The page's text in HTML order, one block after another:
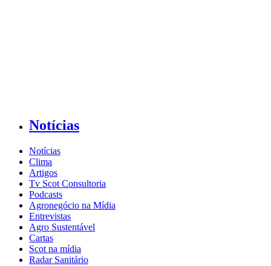
Notícias
Notícias
Clima
Artigos
Tv Scot Consultoria
Podcasts
Agronegócio na Mídia
Entrevistas
Agro Sustentável
Cartas
Scot na mídia
Radar Sanitário